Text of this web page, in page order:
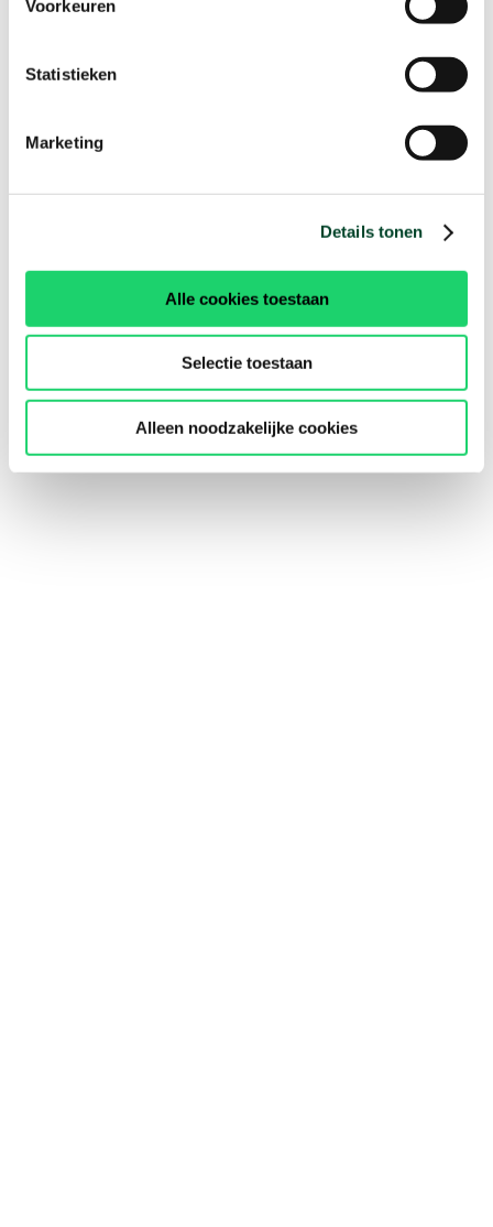
Voorkeuren
Statistieken
Marketing
Details tonen
Alle cookies toestaan
Selectie toestaan
Alleen noodzakelijke cookies